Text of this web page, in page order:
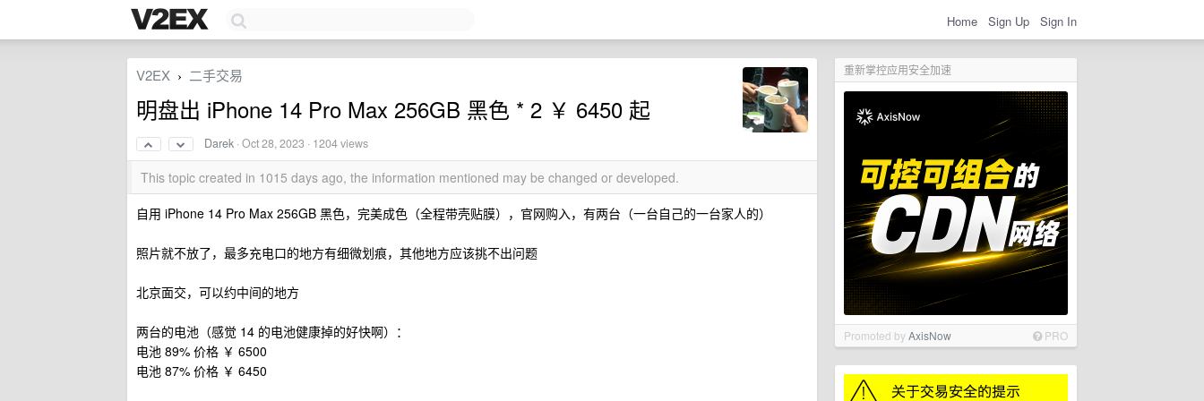
Home Sign Up Sign In
重新掌控应用安全加速
Promoted byAxisNow PRO
V2EX › 二手交易
明盘出 iPhone 14 Pro Max 256GB 黑色 * 2 ￥ 6450 起
Darek ·Oct 28, 2023 · 1204 views
This topic created in 1015 days ago, the information mentioned may be changed or developed.
自用 iPhone 14 Pro Max 256GB 黑色，完美成色（全程带壳贴膜），官网购入，有两台（一台自己的一台家人的）
照片就不放了，最多充电口的地方有细微划痕，其他地方应该挑不出问题
北京面交，可以约中间的地方
两台的电池（感觉 14 的电池健康掉的好快啊）：
电池 89% 价格 ￥ 6500
电池 87% 价格 ￥ 6450